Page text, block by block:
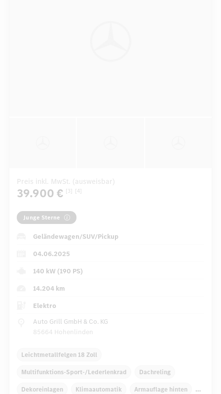
Preis inkl. MwSt. (ausweisbar)
39.900 € [3] [4]
Junge Sterne
Geländewagen/SUV/Pickup
04.06.2025
140 kW (190 PS)
14.204 km
Elektro
Auto Grill GmbH & Co. KG
85664 Hohenlinden
Leichtmetallfelgen 18 Zoll
Multifunktions-Sport-/Lederlenkrad Dachreling
Dekoreinlagen Klimaautomatik Armauflage hinten